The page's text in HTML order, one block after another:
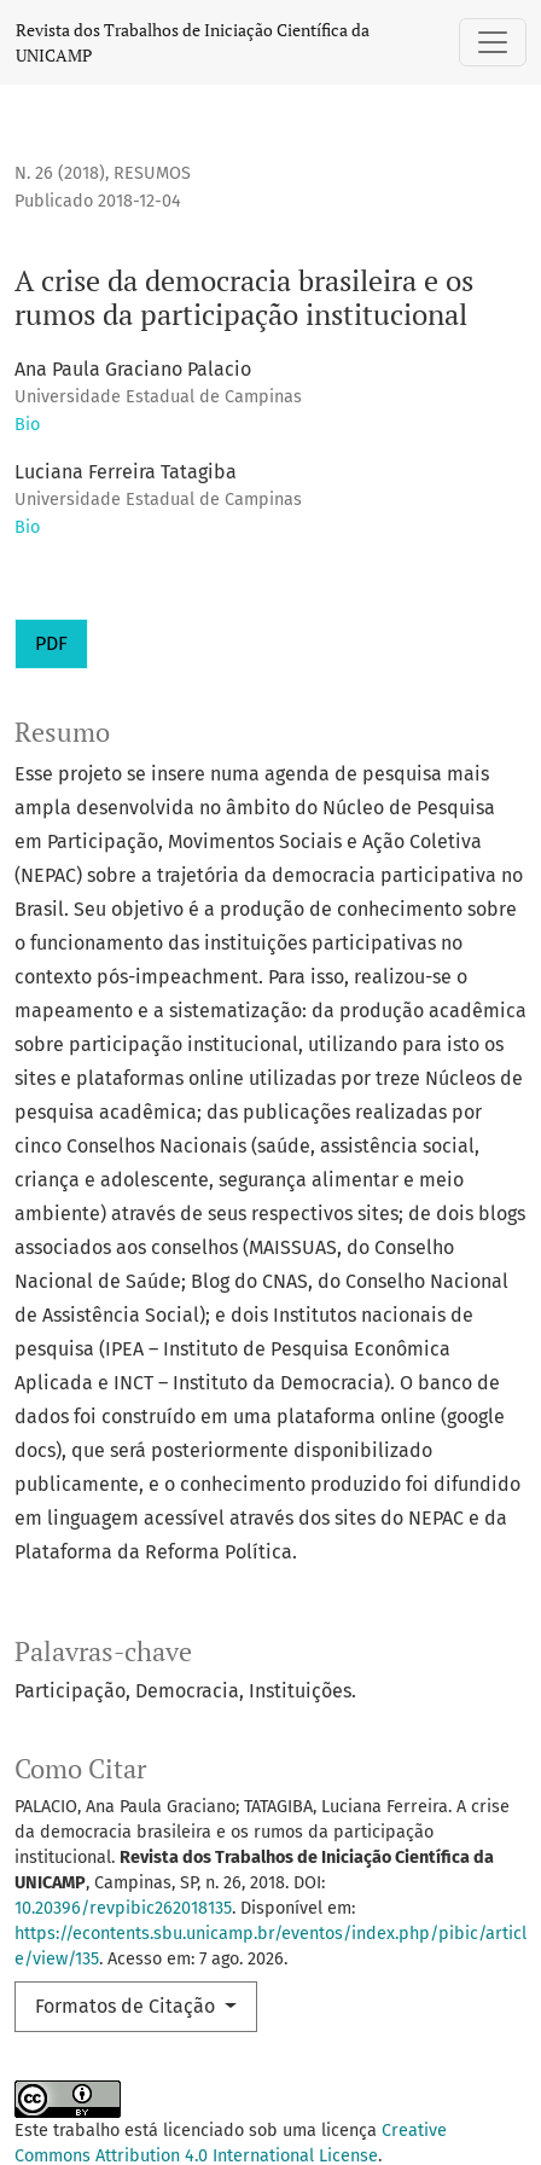
A crise da democracia brasileira e os rumos da
Revista dos Trabalhos de Iniciação Científica da
UNICAMP
N. 26 (2018), RESUMOS
A crise da democracia brasileira e os
rumos da participação institucional
Publicado 2018-12-04
Ana Paula Graciano Palacio
Universidade Estadual de Campinas
Bio
Luciana Ferreira Tatagiba
Universidade Estadual de Campinas
Bio
PDF
Palavras-chave
Participação Democracia Instituições.
Como Citar
PALACIO, Ana Paula Graciano; TATAGIBA, Luciana Ferreira. A crise
da democracia brasileira e os rumos da participação
institucional. Revista dos Trabalhos de Iniciação Científica da
UNICAMP, Campinas, SP, n. 26, 2018. DOI:
10.20396/revpibic262018135. Disponível em:
https://econtents.sbu.unicamp.br/eventos/index.php/pibic/articl
e/view/135. Acesso em: 7 ago. 2026.
Formatos de Citação
Resumo
Esse projeto se insere numa agenda de pesquisa mais
ampla desenvolvida no âmbito do Núcleo de Pesquisa
em Participação, Movimentos Sociais e Ação Coletiva
(NEPAC) sobre a trajetória da democracia participativa no
Brasil. Seu objetivo é a produção de conhecimento sobre
o funcionamento das instituições participativas no
contexto pós-impeachment. Para isso, realizou-se o
mapeamento e a sistematização: da produção acadêmica
sobre participação institucional, utilizando para isto os
sites e plataformas online utilizadas por treze Núcleos de
pesquisa acadêmica; das publicações realizadas por
cinco Conselhos Nacionais (saúde, assistência social,
criança e adolescente, segurança alimentar e meio
ambiente) através de seus respectivos sites; de dois blogs
associados aos conselhos (MAISSUAS, do Conselho
Nacional de Saúde; Blog do CNAS, do Conselho Nacional
de Assistência Social); e dois Institutos nacionais de
pesquisa (IPEA – Instituto de Pesquisa Econômica
Aplicada e INCT – Instituto da Democracia). O banco de
dados foi construído em uma plataforma online (google
docs), que será posteriormente disponibilizado
publicamente, e o conhecimento produzido foi difundido
em linguagem acessível através dos sites do NEPAC e da
Plataforma da Reforma Política.
Este trabalho está licenciado sob uma licença Creative
Commons Attribution 4.0 International License.